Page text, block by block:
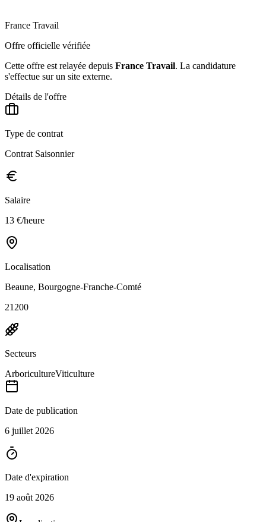
France Travail
Offre officielle vérifiée
Cette offre est relayée depuis France Travail. La candidature
s'effectue sur un site externe.
Détails de l'offre
Type de contrat
Contrat Saisonnier
Salaire
13 €/heure
Localisation
Beaune, Bourgogne-Franche-Comté
21200
Secteurs
ArboricultureViticulture
Date de publication
6 juillet 2026
Date d'expiration
19 août 2026